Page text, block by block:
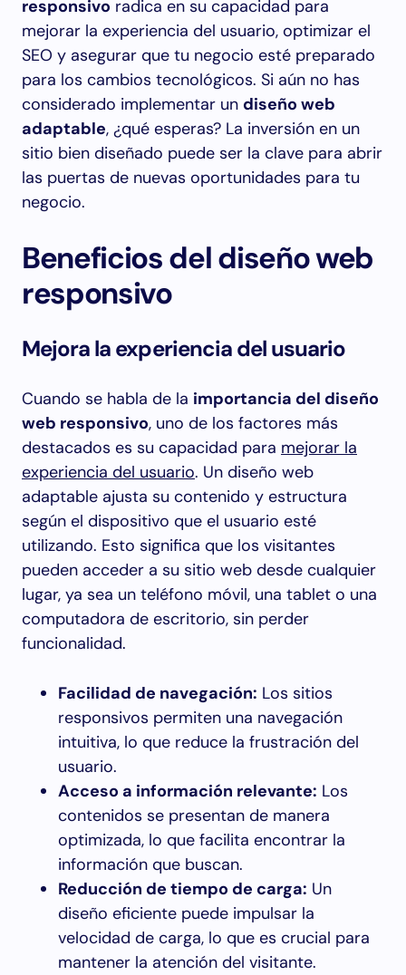
responsivo radica en su capacidad para
mejorar la experiencia del usuario, optimizar el
SEO y asegurar que tu negocio esté preparado
para los cambios tecnológicos. Si aún no has
considerado implementar un diseño web
adaptable, ¿qué esperas? La inversión en un
sitio bien diseñado puede ser la clave para abrir
las puertas de nuevas oportunidades para tu
negocio.
Beneficios del diseño web
responsivo
Mejora la experiencia del usuario
Cuando se habla de la importancia del diseño
web responsivo, uno de los factores más
destacados es su capacidad para mejorar la
experiencia del usuario. Un diseño web
adaptable ajusta su contenido y estructura
según el dispositivo que el usuario esté
utilizando. Esto significa que los visitantes
pueden acceder a su sitio web desde cualquier
lugar, ya sea un teléfono móvil, una tablet o una
computadora de escritorio, sin perder
funcionalidad.
Facilidad de navegación: Los sitios
responsivos permiten una navegación
intuitiva, lo que reduce la frustración del
usuario.
Acceso a información relevante: Los
contenidos se presentan de manera
optimizada, lo que facilita encontrar la
información que buscan.
Reducción de tiempo de carga: Un
diseño eficiente puede impulsar la
velocidad de carga, lo que es crucial para
mantener la atención del visitante.